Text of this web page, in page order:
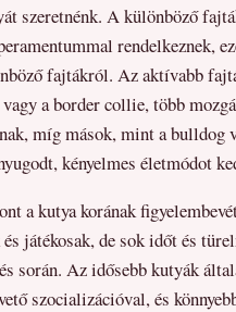
szeretnénk. A különböző
rendelkeznek,
fajtákról. Az aktívabb
a border collie, több
míg mások, mint a bulldog
kényelmes életmódot
a kutya korának
játékosak, de sok időt és
során. Az idősebb kutyák
szocializációval, és